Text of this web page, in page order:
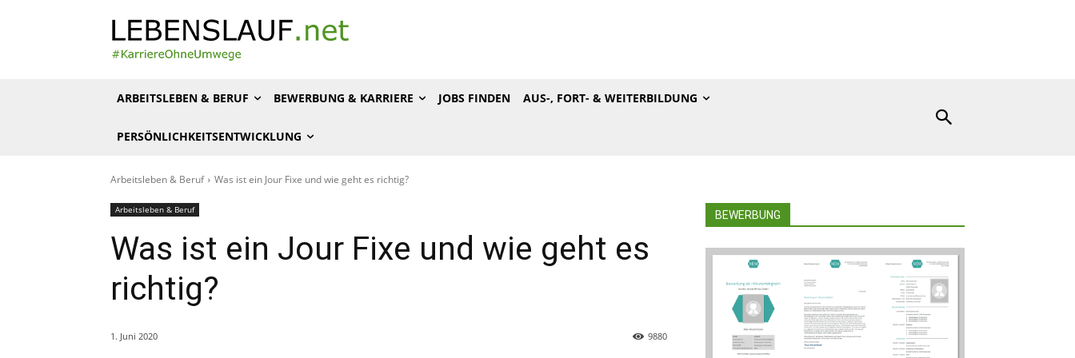
ARBEITSLEBEN & BERUF BEWERBUNG & KARRIERE JOBS FINDEN AUS-, FORT- & WEITERBILDUNG
PERSÖNLICHKEITSENTWICKLUNG
Arbeitsleben & Beruf Was ist ein Jour Fixe und wie geht es richtig?
Arbeitsleben & Beruf
Was ist ein Jour Fixe und wie geht es
richtig?
1. Juni 2020 9880
BEWERBUNG